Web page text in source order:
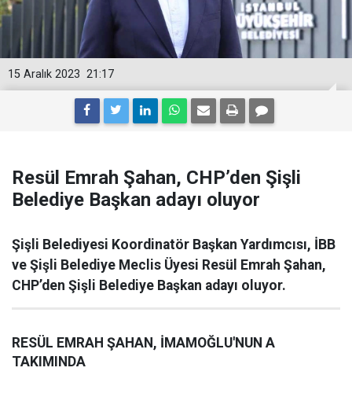
21:17
15 Aralık 2023
Resül Emrah Şahan, CHP’den Şişli
Belediye Başkan adayı oluyor
Şişli Belediyesi Koordinatör Başkan Yardımcısı, İBB
ve Şişli Belediye Meclis Üyesi Resül Emrah Şahan,
CHP’den Şişli Belediye Başkan adayı oluyor.
RESÜL EMRAH ŞAHAN, İMAMOĞLU'NUN A
TAKIMINDA